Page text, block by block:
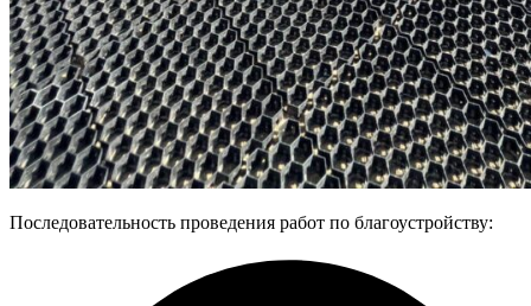
Последовательность проведения работ по благоустройству: